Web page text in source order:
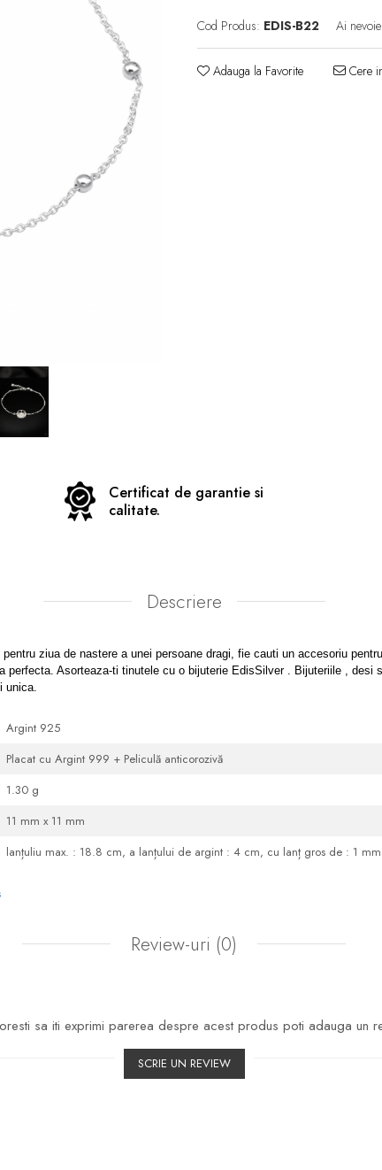
Cod Produs: EDIS-B22 Ai
Adauga la Favorite Cere
Certificat de garantie si
calitate.
Descriere
ziua de nastere a unei persoane dragi, fie cauti un accesoriu
perfecta. Asorteaza-ti tinutele cu o bijuterie EdisSilver . Bijuteriile , desi
unica.
Argint 925
Placat cu Argint 999 + Peliculă anticorozivă
1.30 g
11 mm x 11 mm
lanțuliu max. : 18.8 cm, a lanțului de argint : 4 cm, cu lanț gros de : 1 mm
Review-uri (0)
sa iti exprimi parerea despre acest produs poti adauga un
SCRIE UN REVIEW